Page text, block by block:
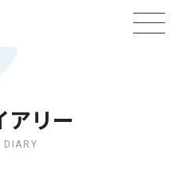
アリー
DIARY